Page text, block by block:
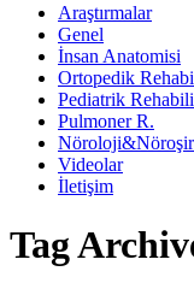
Araştırmalar
Genel
İnsan Anatomisi
Ortopedik
Pediatrik
Pulmoner R.
Videolar
İletişim
Tag